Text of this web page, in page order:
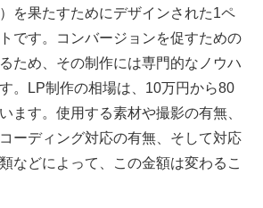
を果たすためにデザインされた1ペ
です。コンバージョンを促すための
ため、その制作には専門的なノウハ
。LP制作の相場は、10万円から80
ます。使用する素材や撮影の有無、
ーディング対応の有無、そして対応
などによって、この金額は変わるこ